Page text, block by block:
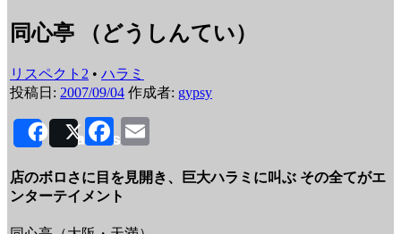
同心亭 （どうしんてい）
リスペクト2 • ハラミ
投稿日: 2007/09/04 作成者: gypsy
SharePostFacebook
店のボロさに目を見開き、巨大ハラミに叫ぶ その全てがエ
ンターテイメント